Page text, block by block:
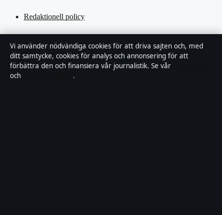
Redaktionell policy
Tillgänglighetsredogörelse
Vi använder nödvändiga cookies för att driva sajten och, med
ditt samtycke, cookies för analys och annonsering för att
förbättra den och finansiera vår journalistik. Se vår
och
.